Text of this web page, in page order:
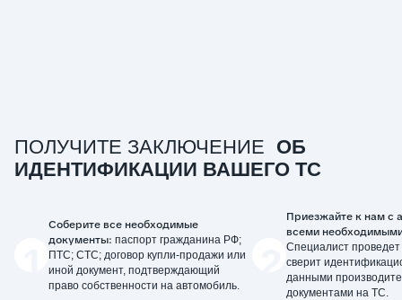
ПОЛУЧИТЕ ЗАКЛЮЧЕНИЕ ОБ
ИДЕНТИФИКАЦИИ ВАШЕГО ТС
Соберите все необходимые
документы: паспорт гражданина РФ;
ПТС; СТС; договор купли-продажи или
иной документ, подтверждающий
право собственности на автомобиль.
Приезжайте к нам с
всеми
Специалист
сверит
данными
документами на ТС.